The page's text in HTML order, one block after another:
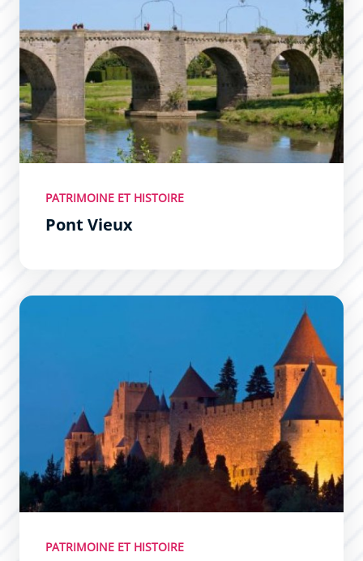
PATRIMOINE ET HISTOIRE
Pont Vieux
La Cité Médiévale
PATRIMOINE ET HISTOIRE